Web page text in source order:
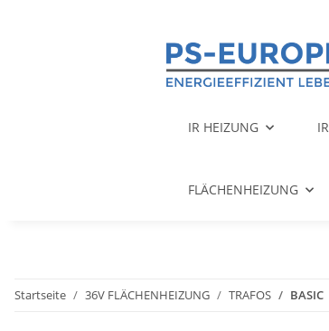
IR HEIZUNG
FLÄCHENHEIZUNG
Startseite 36V FLÄCHENHEIZUNG TRAFOS BASIC